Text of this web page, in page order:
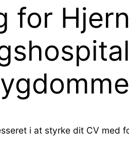
for
i at styrke dit CV med